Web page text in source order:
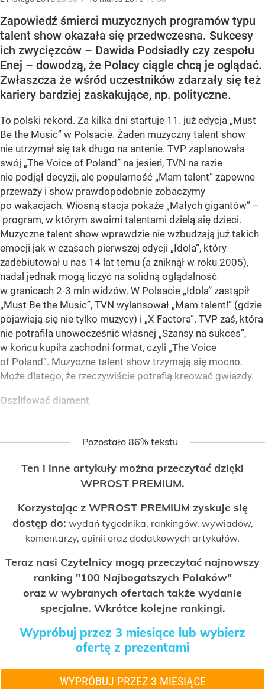
Zapowiedź śmierci muzycznych programów typu
talent show okazała się przedwczesna. Sukcesy
ich zwycięzców – Dawida Podsiadły czy zespołu
Enej – dowodzą, że Polacy ciągle chcą je oglądać.
Zwłaszcza że wśród uczestników zdarzały się też
kariery bardziej zaskakujące, np. polityczne.
To polski rekord. Za kilka dni startuje 11. już edycja „Must
Be the Music” w Polsacie. Żaden muzyczny talent show
nie utrzymał się tak długo na antenie. TVP zaplanowała
swój „The Voice of Poland” na jesień, TVN na razie
nie podjął decyzji, ale popularność „Mam talent” zapewne
przeważy i show prawdopodobnie zobaczymy
po wakacjach. Wiosną stacja pokaże „Małych gigantów” –
program, w którym swoimi talentami dzielą się dzieci.
Muzyczne talent show wprawdzie nie wzbudzają już takich
emocji jak w czasach pierwszej edycji „Idola”, który
zadebiutował u nas 14 lat temu (a zniknął w roku 2005),
nadal jednak mogą liczyć na solidną oglądalność
w granicach 2-3 mln widzów. W Polsacie „Idola” zastąpił
„Must Be the Music”, TVN wylansował „Mam talent!” (gdzie
pojawiają się nie tylko muzycy) i „X Factora”. TVP zaś, która
nie potrafiła unowocześnić własnej „Szansy na sukces”,
w końcu kupiła zachodni format, czyli „The Voice
of Poland”. Muzyczne talent show trzymają się mocno.
Może dlatego, że rzeczywiście potrafią kreować gwiazdy.
Oszlifować diament
Pozostało 86% tekstu
Ten i inne artykuły można przeczytać dzięki
WPROST PREMIUM.
Korzystając z WPROST PREMIUM zyskuje się
dostęp do: wydań tygodnika, rankingów, wywiadów,
komentarzy, opinii oraz dodatkowych artykułów.
Teraz nasi Czytelnicy mogą przeczytać najnowszy
ranking "100 Najbogatszych Polaków"
oraz w wybranych ofertach także wydanie
specjalne. Wkrótce kolejne rankingi.
Wypróbuj przez 3 miesiące lub wybierz
ofertę z prezentami
WYPRÓBUJ PRZEZ 3 MIESIĄCE